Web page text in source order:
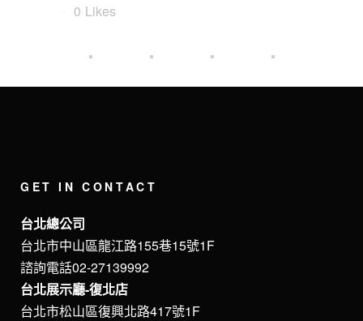
0 Likes
GET IN CONTACT
台北總公司
台北市中山區龍江路155巷15號1F
諮詢電話02-27139992
台北展示廳-復北店
台北市松山區復興北路417號1F